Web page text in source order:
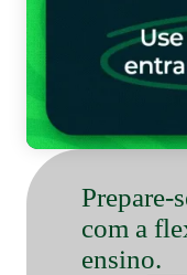
Prepare-
com a
ensino.